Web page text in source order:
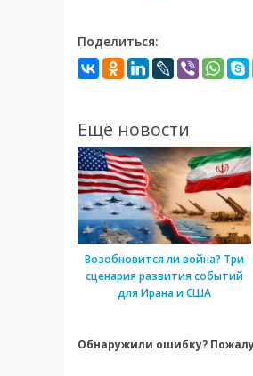
Поделиться:
Ещё новости
Возобновится ли война? Три
сценария развития событий
для Ирана и США
Обнаружили ошибку?